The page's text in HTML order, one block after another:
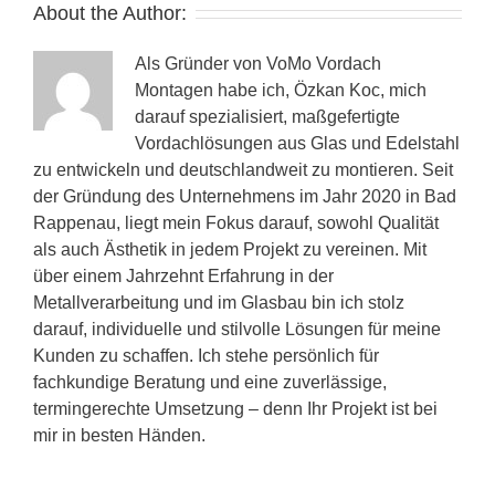
About the Author:
Als Gründer von VoMo Vordach
Montagen habe ich, Özkan Koc, mich
darauf spezialisiert, maßgefertigte
Vordachlösungen aus Glas und Edelstahl
zu entwickeln und deutschlandweit zu montieren. Seit
der Gründung des Unternehmens im Jahr 2020 in Bad
Rappenau, liegt mein Fokus darauf, sowohl Qualität
als auch Ästhetik in jedem Projekt zu vereinen. Mit
über einem Jahrzehnt Erfahrung in der
Metallverarbeitung und im Glasbau bin ich stolz
darauf, individuelle und stilvolle Lösungen für meine
Kunden zu schaffen. Ich stehe persönlich für
fachkundige Beratung und eine zuverlässige,
termingerechte Umsetzung – denn Ihr Projekt ist bei
mir in besten Händen.